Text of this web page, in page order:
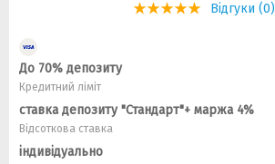
Відгуки (0)
До 70% депозиту
Кредитний ліміт
ставка депозиту "Стандарт"+ маржа 4%
Відсоткова ставка
індивідуально